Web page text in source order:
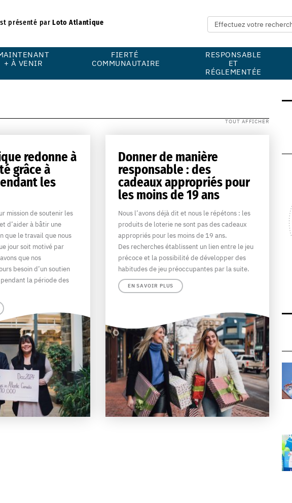
présenté parLoto Atlantique
+ À VENIR
FIERTÉ
COMMUNAUTAIRE
RESPONSABLE
ET
RÉGLEMENTÉE
TOUT AFFICHER
redonne à
grâce à
les
mission de soutenir les
d’aider à bâtir une
que le travail que nous
jour soit motivé par
que nos
besoin d’un soutien
la période des
Donner de manière
responsable : des
cadeaux appropriés pour
les moins de 19 ans
Nous l’avons déjà dit et nous le répétons : les
produits de loterie ne sont pas des cadeaux
appropriés pour les moins de 19 ans.
Des recherches établissent un lien entre le jeu
précoce et la possibilité de développer des
habitudes de jeu préoccupantes par la suite.
EN SAVOIR PLUS